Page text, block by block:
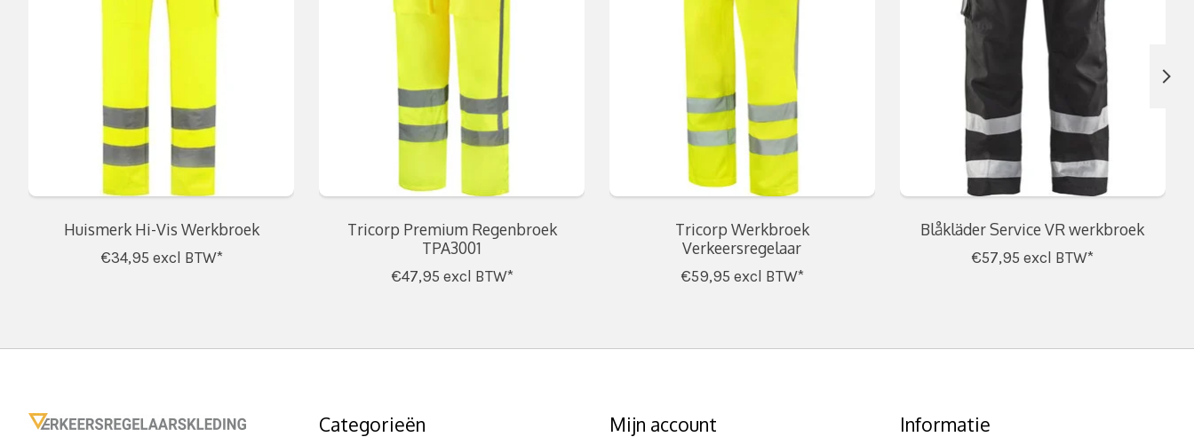
Huismerk Hi-Vis Werkbroek
€34,95 excl BTW*
Tricorp Premium Regenbroek
TPA3001
€47,95 excl BTW*
Tricorp Werkbroek
Verkeersregelaar
€59,95 excl BTW*
Blåkläder Service VR werkbroek
€57,95 excl BTW*
Categorieën Mijn account Informatie